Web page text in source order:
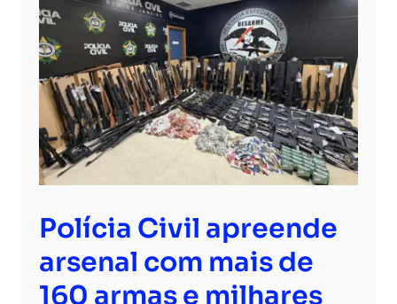
Polícia Civil apreende
arsenal com mais de
160 armas e milhares